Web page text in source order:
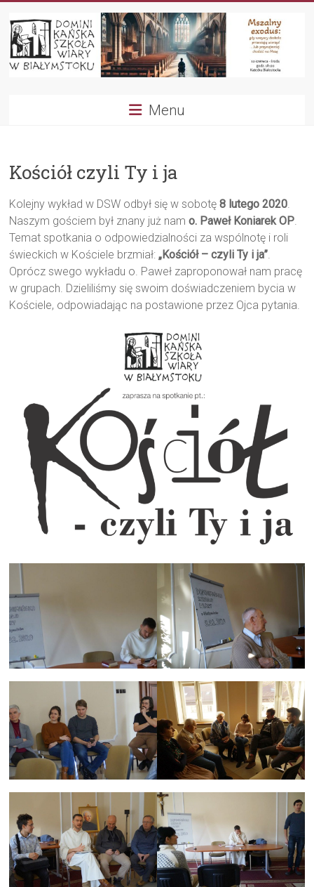
do
treści
DominikańskaMenu
Kościół czyli Ty i ja
Kolejny wykład w DSW odbył się w sobotę8 lutego 2020.
Naszym gościem był znany już namo. Paweł Koniarek OP.
Temat spotkania o odpowiedzialności za wspólnotę i roli
świeckich w Kościele brzmiał:„Kościół – czyli Ty i ja”.
Oprócz swego wykładu o. Paweł zaproponował nam pracę
w grupach. Dzieliliśmy się swoim doświadczeniem bycia w
Kościele, odpowiadając na postawione przez Ojca pytania.